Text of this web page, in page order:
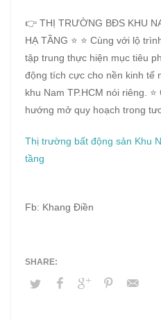
👉 THỊ TRƯỜNG BĐS KHU
HẠ TẦNG ⭐ ⭐ Cùng với lộ
tập trung thực hiện mục tiêu
động tích cực cho nền kinh tế
khu Nam TP.HCM nói riêng.
hướng mở quy hoạch trong
Thị trường bất động sản Khu
tầng
Fb: Khang Điền